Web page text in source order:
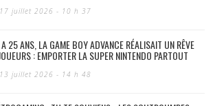
17 juillet 2026 - 10 h 37
25 ANS, LA GAME BOY ADVANCE RÉALISAIT UN RÊVE
: EMPORTER LA SUPER NINTENDO PARTOUT
13 juillet 2026 - 14 h 48